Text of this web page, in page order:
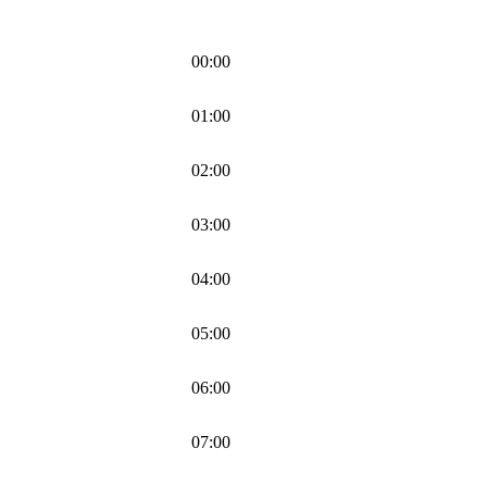
00:00
01:00
02:00
03:00
04:00
05:00
06:00
07:00